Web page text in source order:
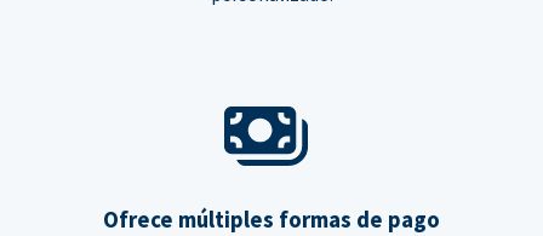
Ofrece múltiples formas de pago